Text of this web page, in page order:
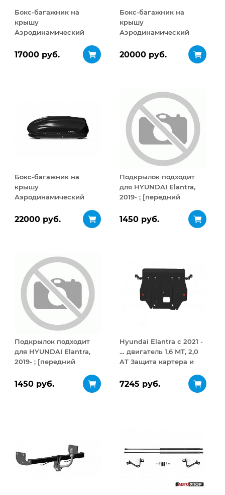
Бокс-багажник на
крышу
Аэродинамический
17000 руб.
Бокс-багажник на
крышу
Аэродинамический
20000 руб.
Бокс-багажник на
крышу
Аэродинамический
ДВУСТОРОННЕЕ
22000 руб.
Подкрылок подходит
для HYUNDAI Elantra,
2019- ; [передний
1450 руб.
Подкрылок подходит
для HYUNDAI Elantra,
2019- ; [передний
1450 руб.
Hyundai Elantra с 2021 -
… двигатель 1,6 MT, 2,0
AT Защита картера и
7245 руб.